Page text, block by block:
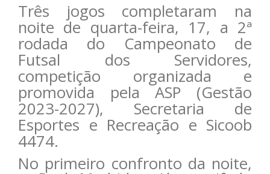
Três jogos completaram na
noite de quarta-feira, 17, a 2ª
rodada do Campeonato de
Futsal dos Servidores,
competição organizada e
promovida pela ASP (Gestão
2023-2027), Secretaria de
Esportes e Recreação e Sicoob
4474.
No primeiro confronto da noite,